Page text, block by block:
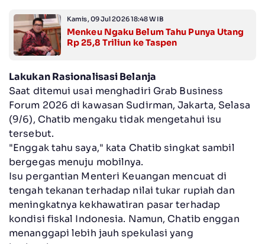
Kamis, 09 Jul 2026 18:48 WIB
Menkeu Ngaku Belum Tahu Punya Utang
Rp 25,8 Triliun ke Taspen
Lakukan Rasionalisasi Belanja
Saat ditemui usai menghadiri Grab Business
Forum 2026 di kawasan Sudirman, Jakarta, Selasa
(9/6), Chatib mengaku tidak mengetahui isu
tersebut.
"Enggak tahu saya," kata Chatib singkat sambil
bergegas menuju mobilnya.
Isu pergantian Menteri Keuangan mencuat di
tengah tekanan terhadap nilai tukar rupiah dan
meningkatnya kekhawatiran pasar terhadap
kondisi fiskal Indonesia. Namun, Chatib enggan
menanggapi lebih jauh spekulasi yang